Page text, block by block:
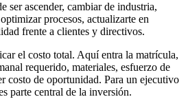
ser ascender, cambiar de industria,
procesos, actualizarte en
frente a clientes y directivos.
el costo total. Aquí entra la matrícula,
requerido, materiales, esfuerzo de
costo de oportunidad. Para un ejecutivo
parte central de la inversión.